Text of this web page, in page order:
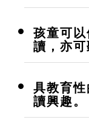
孩童可
讀，亦可
具教育
讀興趣。